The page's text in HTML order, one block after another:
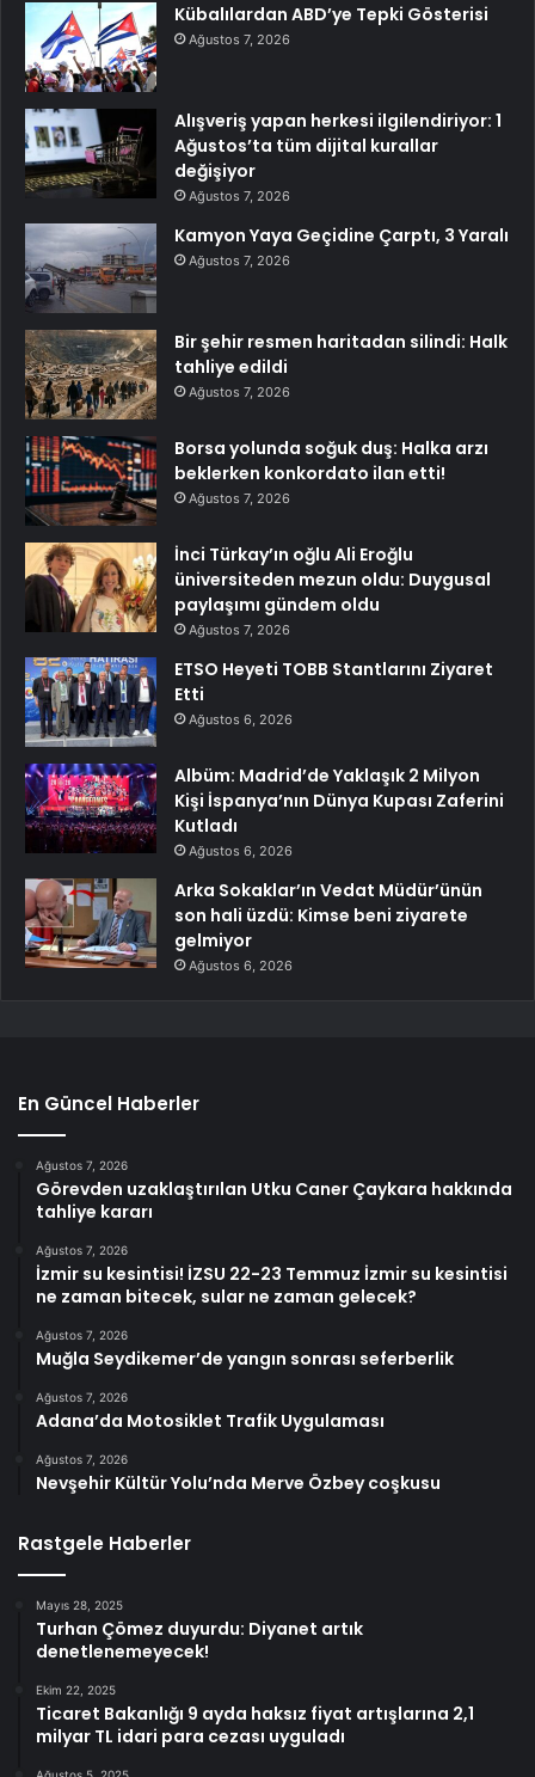
Kübalılardan ABD’ye Tepki Gösterisi
Ağustos 7, 2026
Alışveriş yapan herkesi ilgilendiriyor: 1
Ağustos’ta tüm dijital kurallar
değişiyor
Ağustos 7, 2026
Kamyon Yaya Geçidine Çarptı, 3 Yaralı
Ağustos 7, 2026
Bir şehir resmen haritadan silindi: Halk
tahliye edildi
Ağustos 7, 2026
Borsa yolunda soğuk duş: Halka arzı
beklerken konkordato ilan etti!
Ağustos 7, 2026
İnci Türkay’ın oğlu Ali Eroğlu
üniversiteden mezun oldu: Duygusal
paylaşımı gündem oldu
Ağustos 7, 2026
ETSO Heyeti TOBB Stantlarını Ziyaret
Etti
Ağustos 6, 2026
Albüm: Madrid’de Yaklaşık 2 Milyon
Kişi İspanya’nın Dünya Kupası Zaferini
Kutladı
Ağustos 6, 2026
Arka Sokaklar’ın Vedat Müdür’ünün
son hali üzdü: Kimse beni ziyarete
gelmiyor
Ağustos 6, 2026
En Güncel Haberler
Ağustos 7, 2026
Görevden uzaklaştırılan Utku Caner Çaykara hakkında
tahliye kararı
Ağustos 7, 2026
İzmir su kesintisi! İZSU 22-23 Temmuz İzmir su kesintisi
ne zaman bitecek, sular ne zaman gelecek?
Ağustos 7, 2026
Muğla Seydikemer’de yangın sonrası seferberlik
Ağustos 7, 2026
Adana’da Motosiklet Trafik Uygulaması
Ağustos 7, 2026
Nevşehir Kültür Yolu’nda Merve Özbey coşkusu
Rastgele Haberler
Mayıs 28, 2025
Turhan Çömez duyurdu: Diyanet artık
denetlenemeyecek!
Ekim 22, 2025
Ticaret Bakanlığı 9 ayda haksız fiyat artışlarına 2,1
milyar TL idari para cezası uyguladı
Ağustos 5, 2025